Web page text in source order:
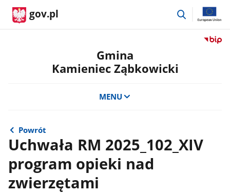
gov.pl
przejdź
Przejdź
Gmina
Kamieniec Ząbkowicki
MENU
Powrót
Uchwała RM 2025_102_XIV
program opieki nad
zwierzętami